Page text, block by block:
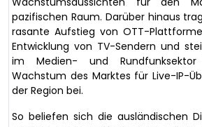
pazifischen Raum. Darüber hinaus
rasante Aufstieg von OTT-
Entwicklung von TV-Sendern und
im Medien- und
Wachstum des Marktes für Live-IP-
der Region bei.
So beliefen sich die ausländischen